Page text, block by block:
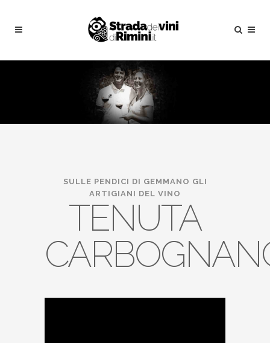
SULLE PENDICI DI GEMMANO GLI
ARTIGIANI DEL VINO
TENUTA